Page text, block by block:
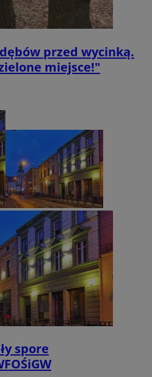
przed wycinką.
miejsce!"
spore